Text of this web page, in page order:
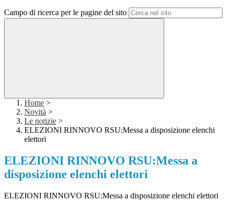
Campo di ricerca per le pagine del sito
Home >
Novità >
Le notizie >
ELEZIONI RINNOVO RSU:Messa a disposizione elenchi
elettori
ELEZIONI RINNOVO RSU:Messa a
disposizione elenchi elettori
ELEZIONI RINNOVO RSU:Messa a disposizione elenchi elettori